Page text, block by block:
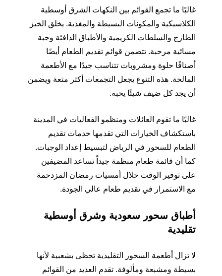
غالبًا ما تجمع القوائم بين النكهات الشرق أوسطية
الكلاسيكية والمكونات البسيطة والمغذية. يخلق الخبز
الطازج والسلطات الكريمية والأطباق الدافئة وجبة
مسائية مرحبة. تتضمن قوائم تقديم الطعام أيضًا
أصنافًا حلوة ومشروبات تتناسب جيدًا مع الأطعمة
المالحة. هذه التنوع يجعل التجمعات أكثر متعة ويضمن
أن يجد كل ضيف شيئًا يحبه.
غالبًا ما تقوم العائلات ومنظمو الفعاليات في المدينة
باستكشاف الخيارات التي تقدمها خدمات تقديم
الطعام للسحور في الرياض لتبسيط إعداد الوجبات.
كما أن قائمة طعام منظمة جيداً تساعد المضيفين
على توفير الوقت خلال أمسيات رمضان المزدحمة
مع الاستمرار في تقديم طعام عالي الجودة.
أطباق سحور سعودية وشرق أوسطية
تقليدية
لا تزال أطعمة السحور التقليدية تحظى بشعبية لأنها
بسيطة ومشبعة ومألوفة. تقدم العديد من القوائم